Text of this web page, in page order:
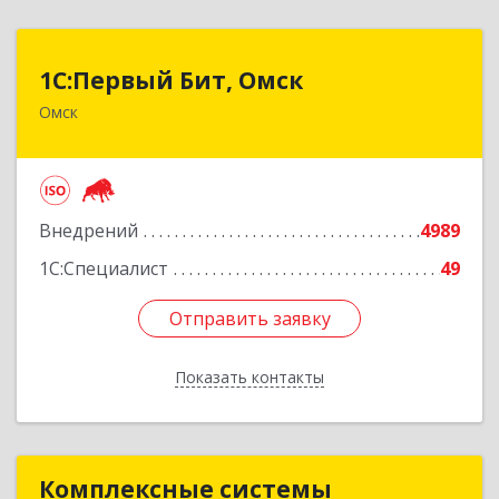
1С:Первый Бит, Омск
Омск
Внедрений
4989
1С:Специалист
49
Отправить заявку
Показать контакты
644099, Омская обл, Омск г, Гагарина ул, дом №
Отправить заявку
Назад
Комплексные системы
Комплексные системы